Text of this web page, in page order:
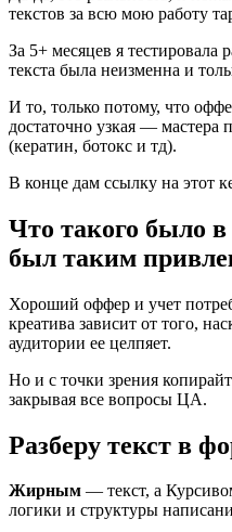
текстов за всю мою работу
За 5+ месяцев я тестировала
текста была неизменна и
И то, только потому, что
достаточно узкая — мастера
(кератин, ботокс и тд).
В конце дам ссылку на этот
Что такого было в
был таким
Хороший оффер и учет
креатива зависит от того,
аудитории ее целпяет.
Но и с точки зрения
закрывая все вопросы ЦА.
Разберу текст в
Жирным — текст, а
логики и структуры